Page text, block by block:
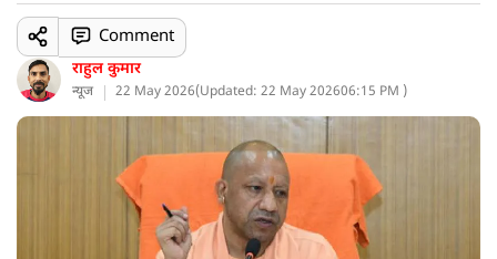
राहुल कुमार
न्यूज 22 May 2026(Updated: 22 May 202606:15 PM )
Comment